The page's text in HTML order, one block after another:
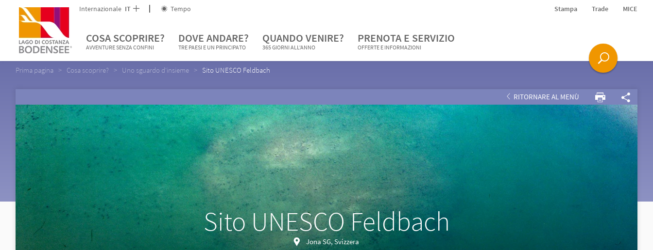
Internazionale IT Tempo Stampa Trade MICE
COSA SCOPRIRE?
AVVENTURE SENZA CONFINI
DOVE ANDARE?
TRE PAESI E UN PRINCIPATO
QUANDO VENIRE?
365 GIORNI ALL'ANNO
PRENOTA E SERVIZIO
OFFERTE E INFORMAZIONI
Prima pagina Cosa scoprire? Uno sguardo d'insieme Sito UNESCO Feldbach
RITORNARE AL MENÙ
Sito UNESCO Feldbach
Jona SG, Svizzera